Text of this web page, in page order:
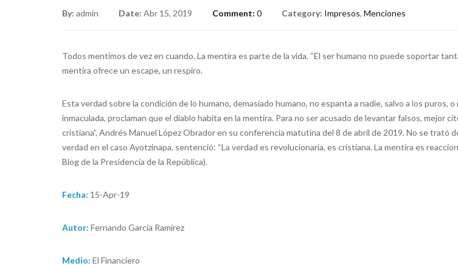
By: admin Date: Abr 15, 2019 Comment: 0 Category: Impresos, Menciones
Todos mentimos de vez en cuando. La mentira es parte de la vida. “El ser humano no puede soportar
mentira ofrece un escape, un respiro.
Esta verdad sobre la condición de lo humano, demasiado humano, no espanta a nadie, salvo a los
inmaculada, proclaman que el diablo habita en la mentira. Para no ser acusado de levantar falsos, mejor
cristiana”, Andrés Manuel López Obrador en su conferencia matutina del 8 de abril de 2019. No se
verdad en el caso Ayotzinapa, sentenció: “La verdad es revolucionaria, es cristiana. La mentira es
Blog de la Presidencia de la República).
Fecha: 15-Apr-19
Autor: Fernando García Ramírez
Medio: El Financiero